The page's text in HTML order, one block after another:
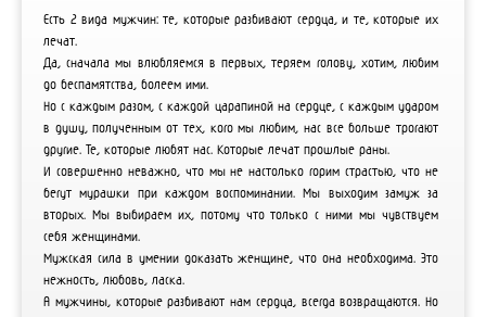
Есть 2 вида мужчин: те, которые разбивают сердца, и те, которые их
лечат.
Да, сначала мы влюбляемся в первых, теряем голову, хотим, любим
до беспамятства, болеем ими.
Но с каждым разом, с каждой царапиной на сердце, с каждым ударом
в душу, полученным от тех, кого мы любим, нас все больше трогают
другие. Те, которые любят нас. Которые лечат прошлые раны.
И совершенно неважно, что мы не настолько горим страстью, что не
бегут мурашки при каждом воспоминании. Мы выходим замуж за
вторых. Мы выбираем их, потому что только с ними мы чувствуем
себя женщинами.
Мужская сила в умении доказать женщине, что она необходима. Это
нежность, любовь, ласка.
А мужчины, которые разбивают нам сердца, всегда возвращаются. Но